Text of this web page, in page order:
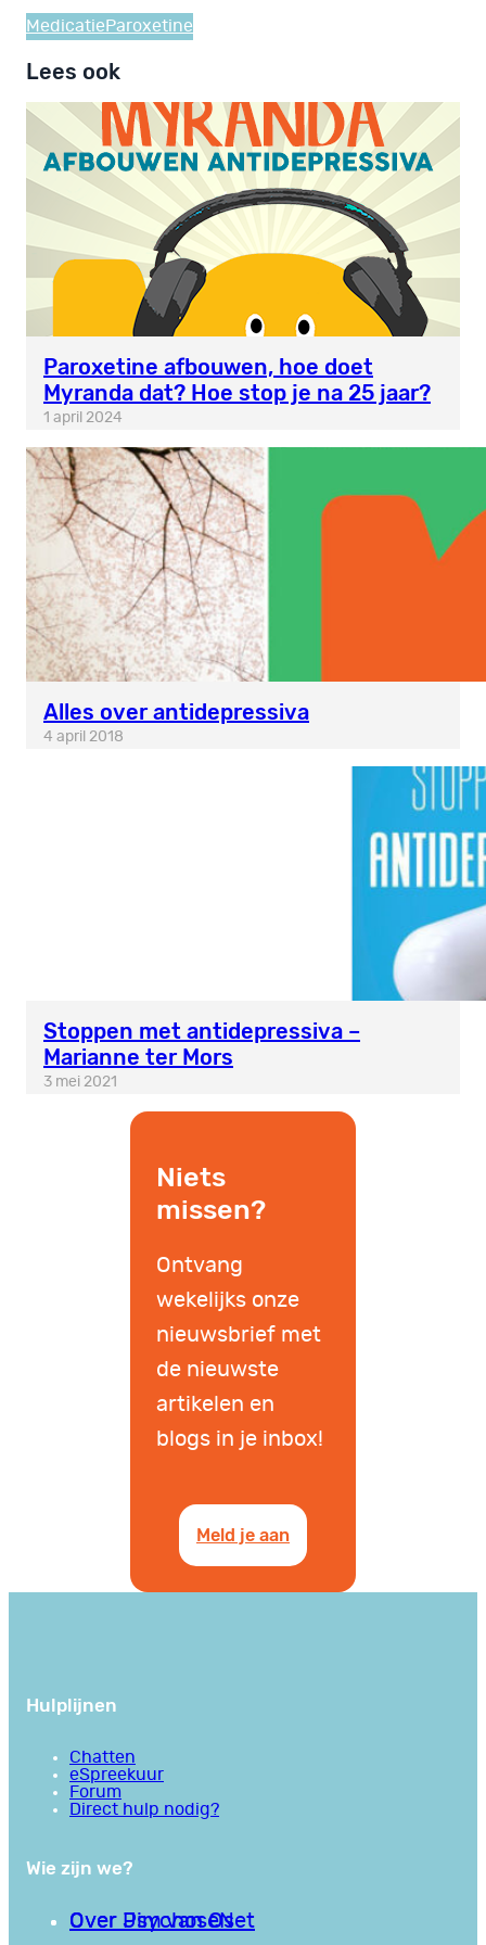
Medicatie Paroxetine
Lees ook
Paroxetine afbouwen, hoe doet
Myranda dat? Hoe stop je na 25 jaar?
1 april 2024
Alles over antidepressiva
4 april 2018
Stoppen met antidepressiva –
Marianne ter Mors
3 mei 2021
Niets
missen?
Ontvang
wekelijks onze
nieuwsbrief met
de nieuwste
artikelen en
blogs in je inbox!
Meld je aan
Hulplijnen
Chatten
eSpreekuur
Forum
Direct hulp nodig?
Wie zijn we?
Over PsychoseNet
Over Jim van Os